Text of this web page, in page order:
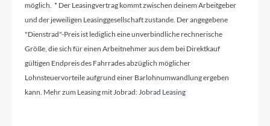
Griffe
Ergon GP30 SD with Barend
Ladegerät
Bosch Standard Charger 4A Smart System
möglich. * Der Leasingvertrag kommt zwischen deinem Arbeitgeber
und der jeweiligen Leasinggesellschaft zustande. Der angegebene
"Dienstrad"-Preis ist lediglich eine unverbindliche rechnerische
Größe, die sich für einen Arbeitnehmer aus dem bei Direktkauf
gültigen Endpreis des Fahrrades abzüglich möglicher
Lohnsteuervorteile aufgrund einer Barlohnumwandlung ergeben
kann. Mehr zum Leasing mit Jobrad:Jobrad Leasing